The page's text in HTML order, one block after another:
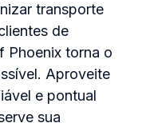
transporte
de
Phoenix torna o
Aproveite
e pontual
sua